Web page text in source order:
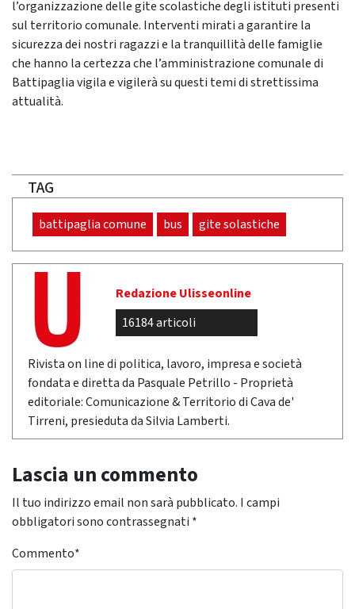
l’organizzazione delle gite scolastiche degli istituti presenti
sul territorio comunale. Interventi mirati a garantire la
sicurezza dei nostri ragazzi e la tranquillità delle famiglie
che hanno la certezza che l’amministrazione comunale di
Battipaglia vigila e vigilerà su questi temi di strettissima
attualità.
TAG
battipaglia comune bus gite solastiche
Redazione Ulisseonline
16184 articoli
Rivista on line di politica, lavoro, impresa e società
fondata e diretta da Pasquale Petrillo - Proprietà
editoriale: Comunicazione & Territorio di Cava de'
Tirreni, presieduta da Silvia Lamberti.
Lascia un commento
Il tuo indirizzo email non sarà pubblicato. I campi
obbligatori sono contrassegnati *
Commento*